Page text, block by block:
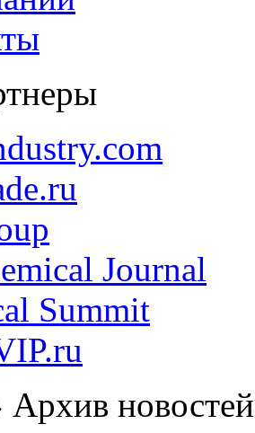
Journal
Summit
Архив новостей